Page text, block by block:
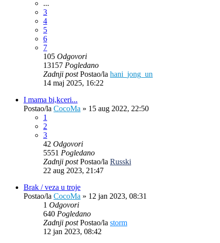
...
3
4
5
6
7
105 Odgovori
13157 Pogledano
Zadnji postPostao/la hani_jong_un
14 maj 2025, 16:22
I mama bi,kceri...
Postao/la CocoMa » 15 aug 2022, 22:50
1
2
3
42 Odgovori
5551 Pogledano
Zadnji postPostao/la Russki
22 aug 2023, 21:47
Brak / veza u troje
Postao/la CocoMa » 12 jan 2023, 08:31
1 Odgovori
640 Pogledano
Zadnji postPostao/la storm
12 jan 2023, 08:42